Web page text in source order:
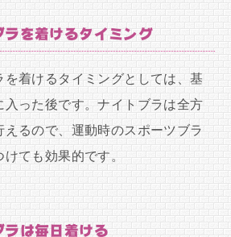
ラを着けるタイミング
を着けるタイミングとしては、基
入った後です。ナイトブラは全方
るので、運動時のスポーツブラ
ても効果的です。
ラは毎日着ける